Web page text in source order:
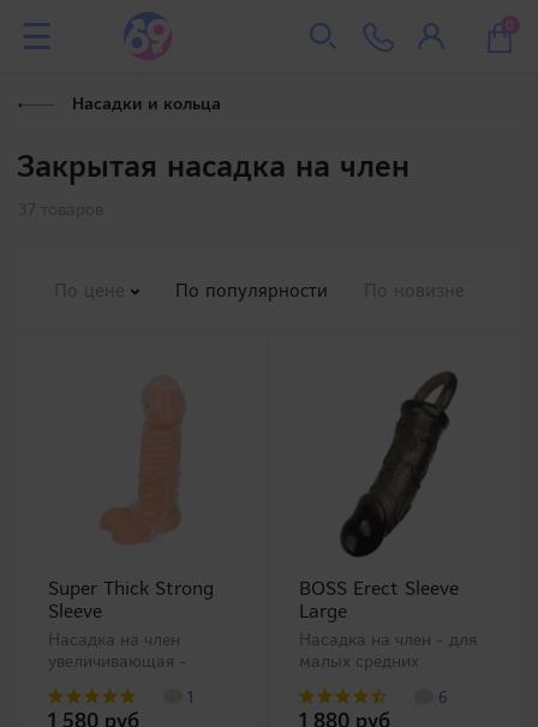
0
Насадки и кольца
Закрытая насадка на член
37 товаров
По цене По популярности По новизне
Super Thick Strong
Sleeve
Насадка на член
увеличивающая -
насадка на член от1
1 580 руб
BOSS Erect Sleeve
Large
Насадка на член - для
малых средних
товар категории
6
1 880 руб